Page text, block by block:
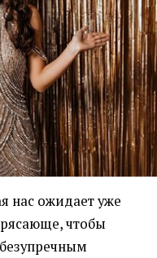
нас ожидает уже
чтобы